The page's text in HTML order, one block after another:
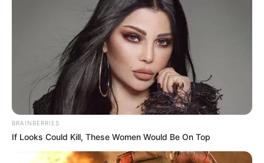
BRAINBERRIES
If Looks Could Kill, These Women Would Be On Top